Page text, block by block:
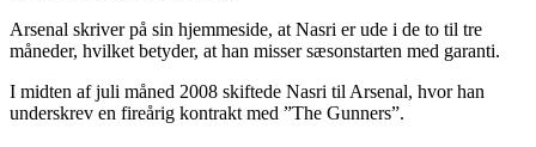
Arsenal skriver på sin hjemmeside, at Nasri er ude i de to til tre
måneder, hvilket betyder, at han misser sæsonstarten med garanti.
I midten af juli måned 2008 skiftede Nasri til Arsenal, hvor han
underskrev en fireårig kontrakt med ”The Gunners”.